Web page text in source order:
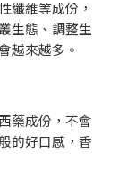
纖維等成份，
生態、調整生
越來越多。
藥成份，不會
的好口感，香